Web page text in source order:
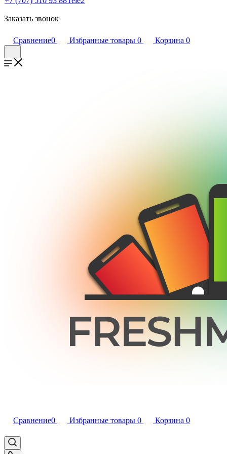
Заказать звонок
Сравнение0 Избранные товары 0 Корзина 0
Сравнение0 Избранные товары 0 Корзина 0